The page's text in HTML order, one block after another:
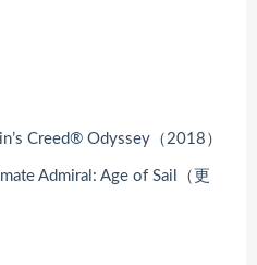
Creed® Odyssey（2018）